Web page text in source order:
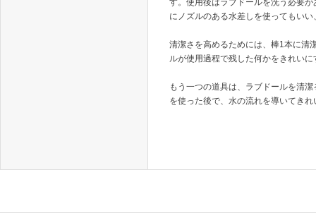
す。使用後はラブドールを洗う必要
にノズルのある水差しを使ってもいい
清潔さを高めるためには、棒1本に清
ルが使用過程で残した何かをきれい
もう一つの道具は、ラブドールを清
を使った後で、水の流れを導いてき